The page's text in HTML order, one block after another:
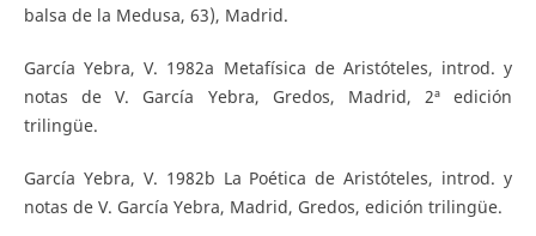
balsa de la Medusa, 63), Madrid.
García Yebra, V. 1982a Metafísica de Aristóteles, introd. y
notas de V. García Yebra, Gredos, Madrid, 2ª edición
trilingüe.
García Yebra, V. 1982b La Poética de Aristóteles, introd. y
notas de V. García Yebra, Madrid, Gredos, edición trilingüe.